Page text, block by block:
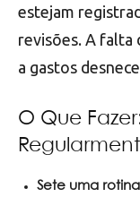
estejam
revisões. A falta
a gastos
O Que
Sete uma